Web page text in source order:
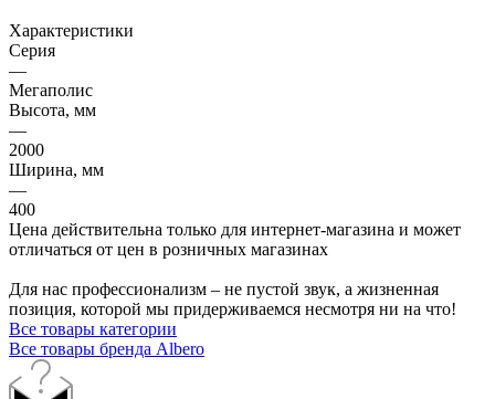
Характеристики
Серия
—
Мегаполис
Высота, мм
—
2000
Ширина, мм
—
400
Цена действительна только для интернет-магазина и может
отличаться от цен в розничных магазинах
Для нас профессионализм – не пустой звук, а жизненная
позиция, которой мы придерживаемся несмотря ни на что!
Все товары категории
Все товары бренда Albero